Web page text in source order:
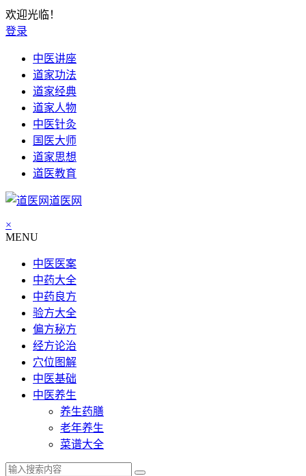
欢迎光临！
登录
中医讲座
道家功法
道家经典
道家人物
中医针灸
国医大师
道家思想
道医教育
道医网
×
MENU
中医医案
中药大全
中药良方
验方大全
偏方秘方
经方论治
穴位图解
中医基础
中医养生
养生药膳
老年养生
菜谱大全